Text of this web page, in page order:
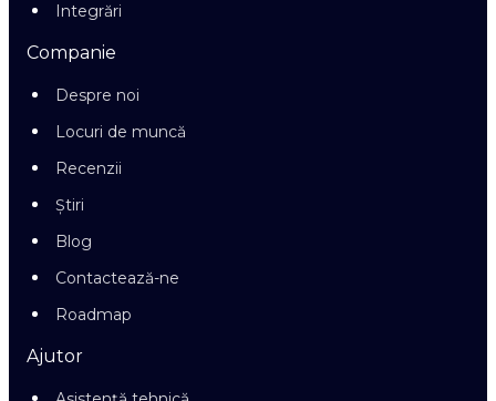
Integrări
Companie
Despre noi
Locuri de muncă
Recenzii
Știri
Blog
Contactează-ne
Roadmap
Ajutor